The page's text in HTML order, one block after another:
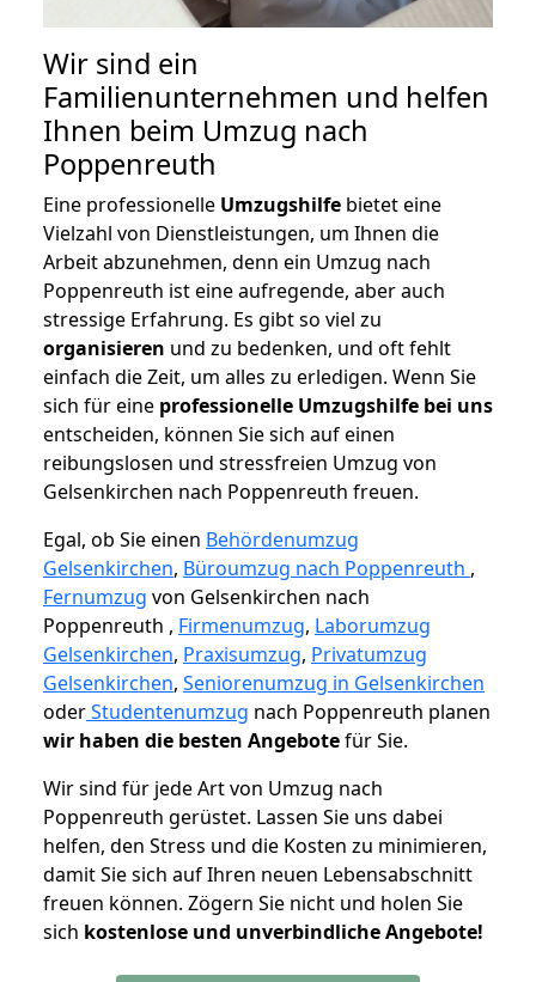
Wir sind ein
Familienunternehmen und helfen
Ihnen beim Umzug nach
Poppenreuth
Eine professionelle Umzugshilfe bietet eine
Vielzahl von Dienstleistungen, um Ihnen die
Arbeit abzunehmen, denn ein Umzug nach
Poppenreuth ist eine aufregende, aber auch
stressige Erfahrung. Es gibt so viel zu
organisieren und zu bedenken, und oft fehlt
einfach die Zeit, um alles zu erledigen. Wenn Sie
sich für eine professionelle Umzugshilfe bei uns
entscheiden, können Sie sich auf einen
reibungslosen und stressfreien Umzug von
Gelsenkirchen nach Poppenreuth freuen.
Egal, ob Sie einen Behördenumzug
Gelsenkirchen, Büroumzug nach Poppenreuth ,
Fernumzug von Gelsenkirchen nach
Poppenreuth , Firmenumzug, Laborumzug
Gelsenkirchen, Praxisumzug, Privatumzug
Gelsenkirchen, Seniorenumzug in Gelsenkirchen
oderStudentenumzug nach Poppenreuth planen
wir haben die besten Angebotefür Sie.
Wir sind für jede Art von Umzug nach
Poppenreuth gerüstet. Lassen Sie uns dabei
helfen, den Stress und die Kosten zu minimieren,
damit Sie sich auf Ihren neuen Lebensabschnitt
freuen können. Zögern Sie nicht und holen Sie
sich kostenlose und unverbindliche Angebote!